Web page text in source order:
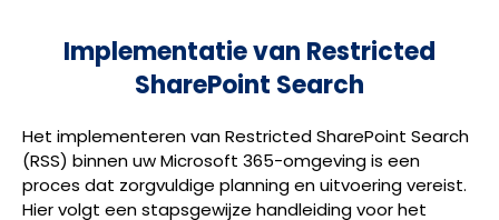
Implementatie van Restricted
SharePoint Search
Het implementeren van Restricted SharePoint Search
(RSS) binnen uw Microsoft 365-omgeving is een
proces dat zorgvuldige planning en uitvoering vereist.
Hier volgt een stapsgewijze handleiding voor het